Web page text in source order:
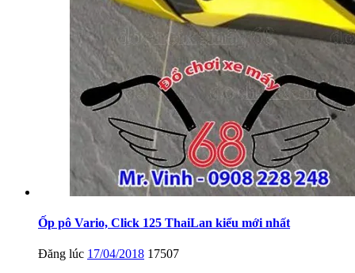
Ốp pô Vario, Click 125 ThaiLan kiểu mới nhất
Đăng lúc 17/04/2018 17507